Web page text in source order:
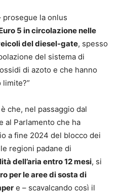
prosegue la onlus
5 in circolazione nelle
del diesel-gate, spesso
del sistema di
di azoto e che hanno
che, nel passaggio dal
al Parlamento che ha
a fine 2024 del blocco dei
regioni padane di
dell’aria entro 12 mesi, si
per le aree di sosta di
e – scavalcando così il